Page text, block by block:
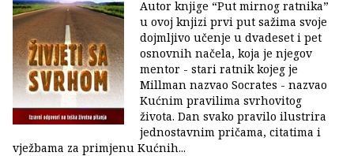
Autor knjige “Put mirnog ratnika”
u ovoj knjizi prvi put sažima svoje
dojmljivo učenje u dvadeset i pet
osnovnih načela, koja je njegov
mentor - stari ratnik kojeg je
Millman nazvao Socrates - nazvao
Kućnim pravilima svrhovitog
života. Dan svako pravilo ilustrira
jednostavnim pričama, citatima i
vježbama za primjenu Kućnih...